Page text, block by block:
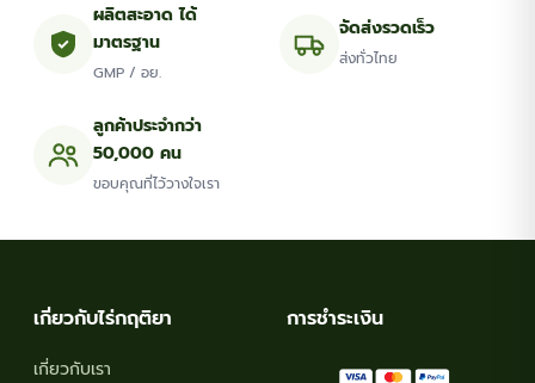
ผลิตสะอาด ได้
มาตรฐาน
GMP / อย.
จัดส่งรวดเร็ว
ส่งทั่วไทย
ลูกค้าประจำกว่า
50,000 คน
ขอบคุณที่ไว้วางใจเรา
เกี่ยวกับไร่กฤติยา
เกี่ยวกับเรา
การชำระเงิน